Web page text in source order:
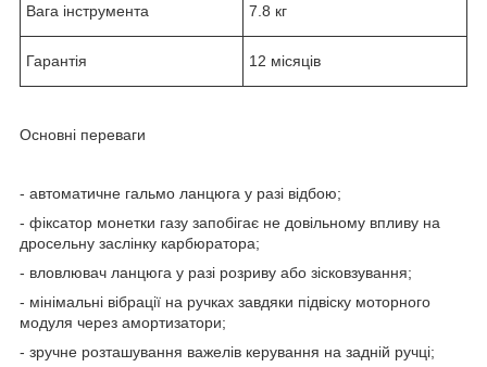
Вага інструмента 7.8 кг
Гарантія 12 місяців
Основні переваги
- автоматичне гальмо ланцюга у разі відбою;
- фіксатор монетки газу запобігає не довільному впливу на
дросельну заслінку карбюратора;
- вловлювач ланцюга у разі розриву або зісковзування;
- мінімальні вібрації на ручках завдяки підвіску моторного
модуля через амортизатори;
- зручне розташування важелів керування на задній ручці;